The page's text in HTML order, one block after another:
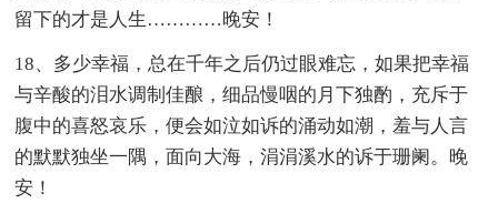
留下的才是人生…………晚安！
18、多少幸福，总在千年之后仍过眼难忘，如果把幸福
与辛酸的泪水调制佳酿，细品慢咽的月下独酌，充斥于
腹中的喜怒哀乐，便会如泣如诉的涌动如潮，羞与人言
的默默独坐一隅，面向大海，涓涓溪水的诉于珊阑。晚
安！